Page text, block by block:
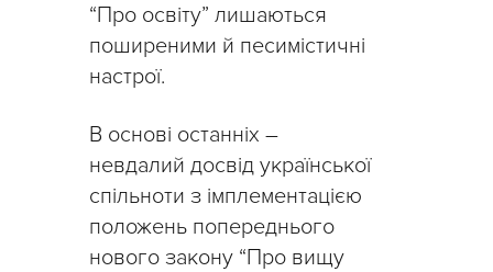
“Про освіту” лишаються
поширеними й песимістичні
настрої.
В основі останніх –
невдалий досвід української
спільноти з імплементацією
положень попереднього
нового закону “Про вищу